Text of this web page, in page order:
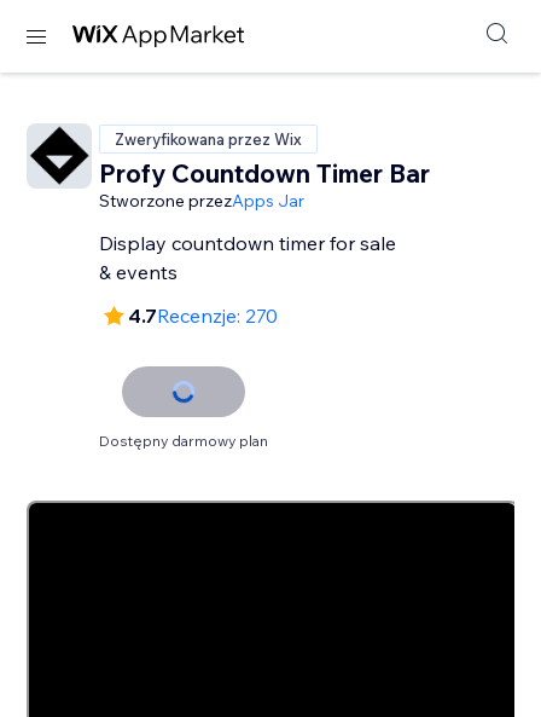
Zweryfikowana przez Wix
Profy Countdown Timer Bar
Stworzone przezApps Jar
Display countdown timer for sale
& events
4.7Recenzje: 270
Dostępny darmowy plan